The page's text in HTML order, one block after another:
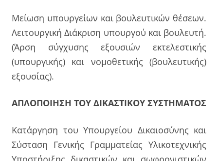
Μείωση υπουργείων και βουλευτικών θέσεων.
Λειτουργική Διάκριση υπουργού και βουλευτή.
(Άρση σύγχυσης εξουσιών εκτελεστικής
(υπουργικής) και νομοθετικής (βουλευτικής)
εξουσίας).
ΑΠΛΟΠΟΙΗΣΗ ΤΟΥ ΔΙΚΑΣΤΙΚΟΥ ΣΥΣΤΗΜΑΤΟΣ
Κατάργηση του Υπουργείου Δικαιοσύνης και
Σύσταση Γενικής Γραμματείας Υλικοτεχνικής